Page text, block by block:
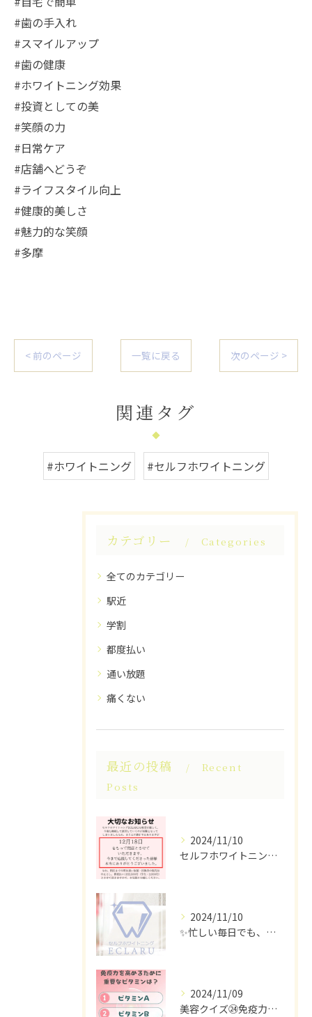
#歯の手入れ
#スマイルアップ
#歯の健康
#ホワイトニング効果
#投資としての美
#笑顔の力
#日常ケア
#店舗へどうぞ
#ライフスタイル向上
#健康的美しさ
#魅力的な笑顔
#多摩
< 前のページ 一覧に戻る 次のページ >
関連タグ
#ホワイトニング #セルフホワイトニング
カテゴリー Categories
全てのカテゴリー
駅近
学割
都度払い
通い放題
痛くない
最近の投稿
Recent
Posts
2024/11/10
セルフホワイトニングECLARUは、これ以上の経営が困難なた...
2024/11/10
✨忙しい毎日でも、ちらっと立ち寄れるホワイトニングサロンはい...
2024/11/09
美容クイズ㉔免疫力を高めるために重要なビタミンは？ #美容ク...